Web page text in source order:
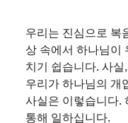
우리는 진심으로 복
상 속에서 하나님이
치기 쉽습니다. 사
우리가 하나님의 개
사실은 이렇습니다.
통해 일하십니다.